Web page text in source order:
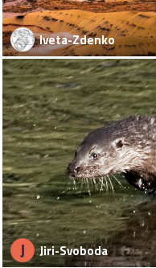
Iveta-Zdenko
J Jiri-Svoboda